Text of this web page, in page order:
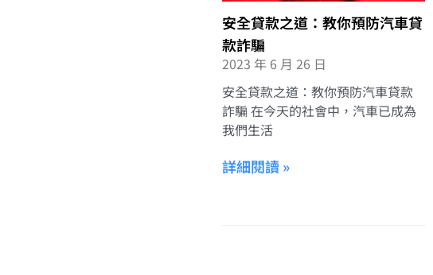
安全貸款之道：教你預防汽車貸
款詐騙
2023 年 6 月 26 日
安全貸款之道：教你預防汽車貸款
詐騙 在今天的社會中，汽車已成為
我們生活
詳細閱讀 »